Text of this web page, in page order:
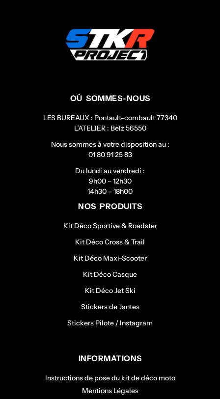
OÙ SOMMES-NOUS
LES BUREAUX : Pontault-combault 77340
L’ATELIER : Belz 56550
Nous sommes à votre disposition au :
01 80 91 25 83
Du lundi au vendredi :
9h00 – 12h30
14h30 – 18h00
NOS PRODUITS
Kit Déco Sportive & Roadster
Kit Déco Cross & Trail
Kit Déco Maxi-Scooter
Kit Déco Casque
Kit Déco Jet Ski
Stickers de Jantes
Stickers Pilote / Instagram
INFORMATIONS
Instructions de pose du kit de déco moto
Mentions Légales